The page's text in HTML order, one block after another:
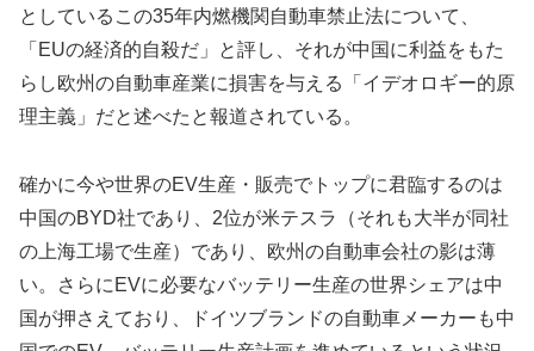
としているこの35年内燃機関自動車禁止法について、
「EUの経済的自殺だ」と評し、それが中国に利益をもた
らし欧州の自動車産業に損害を与える「イデオロギー的原
理主義」だと述べたと報道されている。
確かに今や世界のEV生産・販売でトップに君臨するのは
中国のBYD社であり、2位が米テスラ（それも大半が同社
の上海工場で生産）であり、欧州の自動車会社の影は薄
い。さらにEVに必要なバッテリー生産の世界シェアは中
国が押さえており、ドイツブランドの自動車メーカーも中